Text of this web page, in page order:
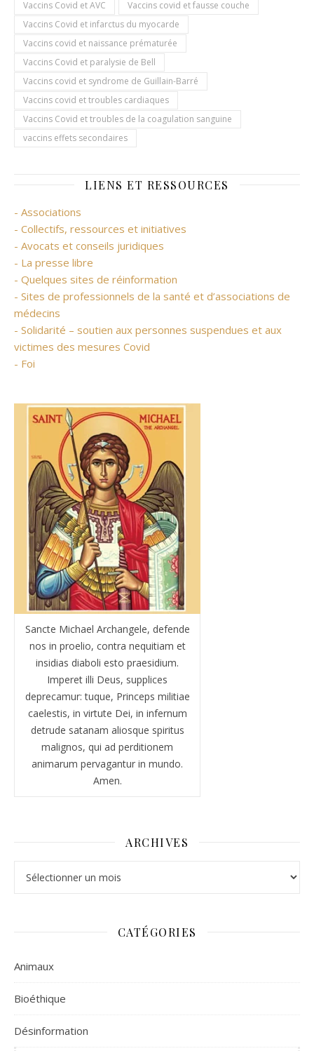
Vaccins Covid et AVC
Vaccins covid et fausse couche
Vaccins Covid et infarctus du myocarde
Vaccins covid et naissance prématurée
Vaccins Covid et paralysie de Bell
Vaccins covid et syndrome de Guillain-Barré
Vaccins covid et troubles cardiaques
Vaccins Covid et troubles de la coagulation sanguine
vaccins effets secondaires
LIENS ET RESSOURCES
- Associations
- Collectifs, ressources et initiatives
- Avocats et conseils juridiques
- La presse libre
- Quelques sites de réinformation
- Sites de professionnels de la santé et d’associations de
médecins
- Solidarité – soutien aux personnes suspendues et aux
victimes des mesures Covid
- Foi
Sancte Michael Archangele, defende
nos in proelio, contra nequitiam et
insidias diaboli esto praesidium.
Imperet illi Deus, supplices
deprecamur: tuque, Princeps militiae
caelestis, in virtute Dei, in infernum
detrude satanam aliosque spiritus
malignos, qui ad perditionem
animarum pervagantur in mundo.
Amen.
ARCHIVES
CATÉGORIES
Animaux
Bioéthique
Désinformation